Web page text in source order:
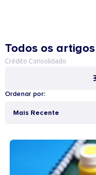
Todos os
Ordenar por:
Mais Recente